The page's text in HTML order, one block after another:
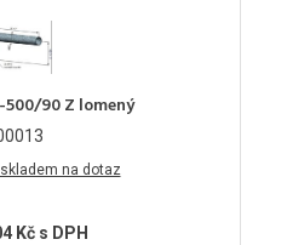
500/90 Z lomený
na dotaz
Kč s DPH